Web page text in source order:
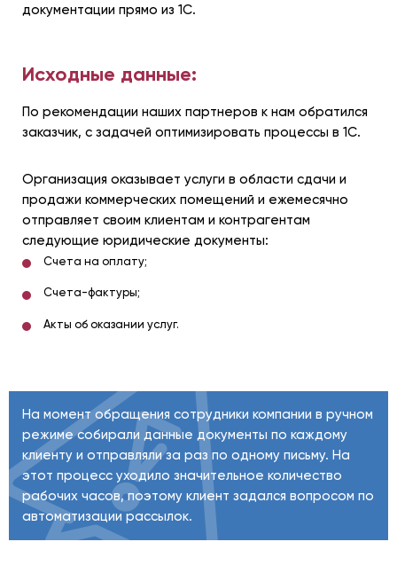
документации прямо из 1С.
Исходные данные:
По рекомендации наших партнеров к нам обратился
заказчик, с задачей оптимизировать процессы в 1С.
Организация оказывает услуги в области сдачи и
продажи коммерческих помещений и ежемесячно
отправляет своим клиентам и контрагентам
следующие юридические документы:
Счета на оплату;
Счета-фактуры;
Акты об оказании услуг.
На момент обращения сотрудники компании в ручном
режиме собирали данные документы по каждому
клиенту и отправляли за раз по одному письму. На
этот процесс уходило значительное количество
рабочих часов, поэтому клиент задался вопросом по
автоматизации рассылок.